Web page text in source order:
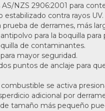
NZS 2906:2001 para
contra rayos UV.
de derrames, más
para la boquilla
de contaminantes.
mayor seguridad.
puntos de anclaje para
se activa
adicional por
tamaño más pequeño